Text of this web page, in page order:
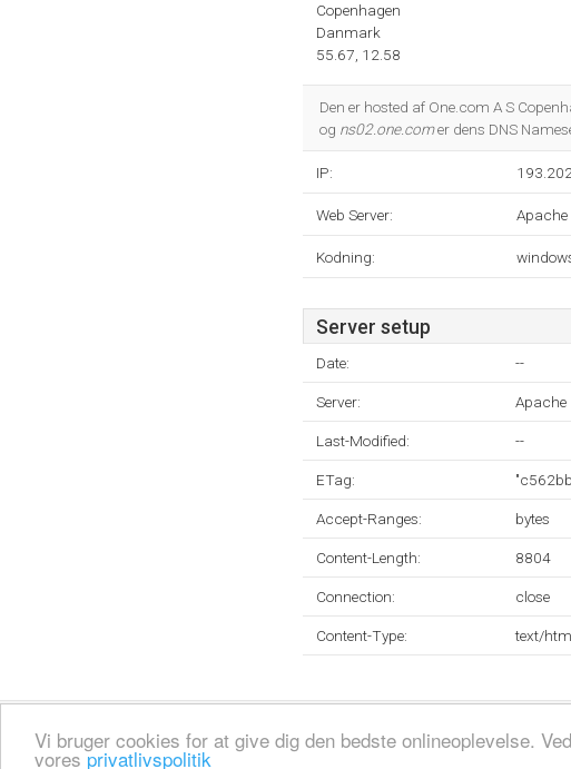
Vi bruger cookies for at give dig den bedste onlineoplevelse.
voresprivatlivspolitik
Copenhagen
Danmark
55.67, 12.58
Den er hosted af One.com A S
og ns02.one.comer dens DNS
IP:
Web Server: Apache
Kodning:
Server setup
Date: --
Server: Apache
Last-Modified: --
ETag:
Accept-Ranges: bytes
Content-Length: 8804
Connection: close
Content-Type: text/